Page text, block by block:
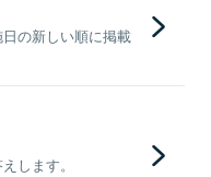
の新しい順に掲載
します。